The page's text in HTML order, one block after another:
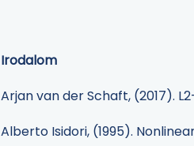
Irodalom
Arjan van der Schaft, (2017).
Alberto Isidori, (1995).